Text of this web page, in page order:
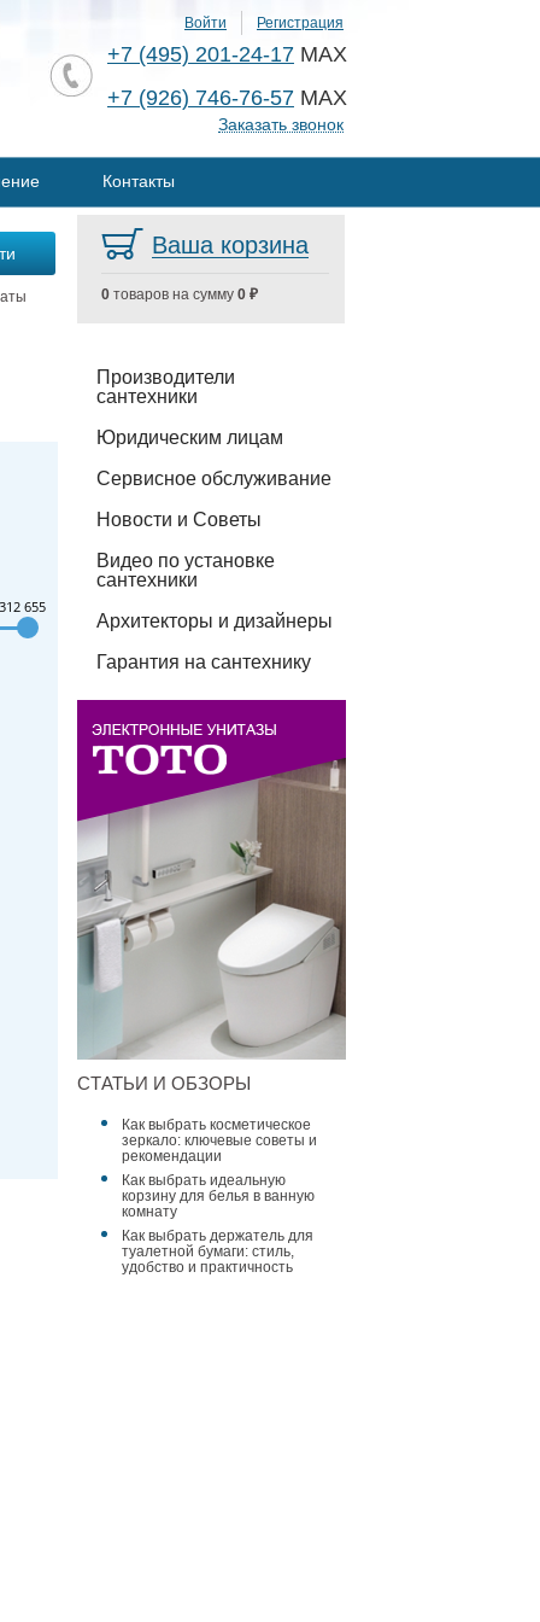
Войти Регистрация
+7 (495) 201-24-17 MAX
+7 (926) 746-76-57 MAX
Заказать звонок
Контакты
312 655
Ваша корзина
0 товаров на сумму 0 ₽
Производители
сантехники
Юридическим лицам
Сервисное обслуживание
Новости и Советы
Видео по установке
сантехники
Архитекторы и дизайнеры
Гарантия на сантехнику
СТАТЬИ И ОБЗОРЫ
Как выбрать косметическое
зеркало: ключевые советы и
рекомендации
Как выбрать идеальную
корзину для белья в ванную
комнату
Как выбрать держатель для
туалетной бумаги: стиль,
удобство и практичность